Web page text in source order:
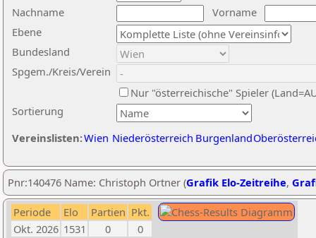
Nachname
Vorname
Ebene
Sortierung
Bundesland
Spgem./Kreis/Verein
Nur "österreichische" Spieler
Vereinslisten:Wien Niederösterreich Burgenland
Pnr:140476 Name: Christoph Ortner (Grafik Elo-Zeitreihe,
Periode Elo Partien Pkt.
Okt. 2026 1531 0
0